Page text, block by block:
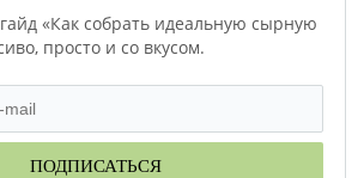
в интернет-магазине «Сырный
«Как собрать идеальную сырную
просто и со вкусом.
ПОДПИСАТЬСЯ